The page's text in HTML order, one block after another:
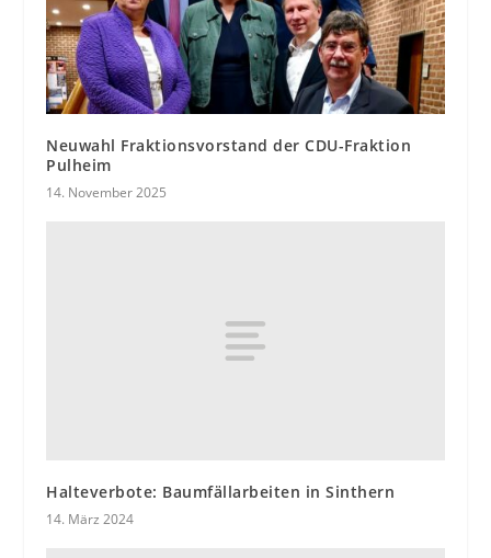
Neuwahl Fraktionsvorstand der CDU-Fraktion
Pulheim
14. November 2025
Halteverbote: Baumfällarbeiten in Sinthern
14. März 2024